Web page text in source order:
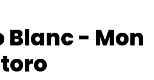
Blanc - Mon